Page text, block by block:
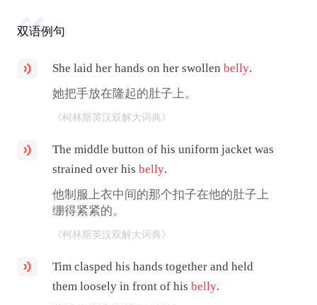
双语例句
She laid her hands on her swollenbelly.
她把手放在隆起的肚子上。
《柯林斯英汉双解大词典》
The middle button of his uniform jacket was
strained over hisbelly.
他制服上衣中间的那个扣子在他的肚子上
绷得紧紧的。
《柯林斯英汉双解大词典》
Tim clasped his hands together and held
them loosely in front of hisbelly.